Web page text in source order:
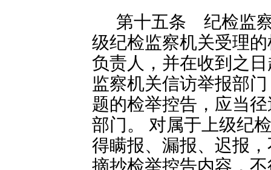
第十五条 纪检监
级纪检监察机关受理
负责人，并在收到之
监察机关信访举报部
题的检举控告，应当
部门。 对属于上级纪
得瞒报、漏报、迟报
摘抄检举控告内容，